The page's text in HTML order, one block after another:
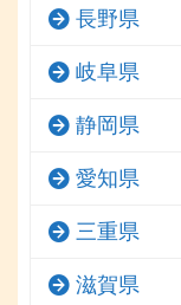
長野県
岐阜県
静岡県
愛知県
三重県
滋賀県